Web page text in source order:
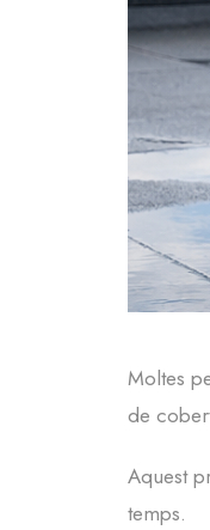
Moltes
de
Aquest
temps.